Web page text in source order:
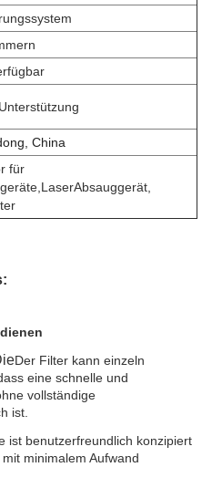
China
für
LaserAbsauggerät,
Der Filter kann einzeln
eine schnelle und
vollständige
ist.
ist benutzerfreundlich konzipiert
minimalem Aufwand